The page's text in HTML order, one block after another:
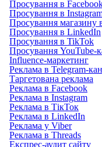
Просування в
Просування в
Просування магазину
Просування в LinkedIn
Просування в TikTok
Просування YouTube-
Influence-маркетинг
Реклама в Telegram-
Таргетована реклама
Реклама в Facebook
Реклама в Instagram
Реклама в ТікТок
Реклама в LinkedIn
Реклама у Viber
Реклама в Threads
Експрес-аудит сайту